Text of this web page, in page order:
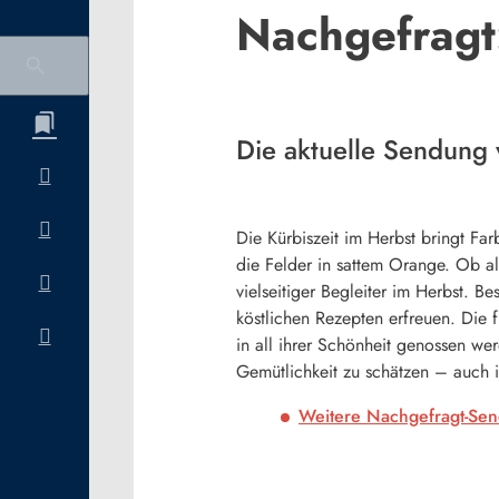
Die aktuelle
Die Kürbiszeit im Herbst bringt
die Felder in sattem Orange. Ob
vielseitiger Begleiter im Herbst.
köstlichen Rezepten erfreuen.
in all ihrer Schönheit genossen
Gemütlichkeit zu schätzen – auch
Weitere Nachgefragt-